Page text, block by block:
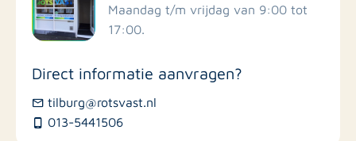
Maandag t/m vrijdag van 9:00 tot
17:00.
Direct informatie aanvragen?
tilburg@rotsvast.nl
013-5441506